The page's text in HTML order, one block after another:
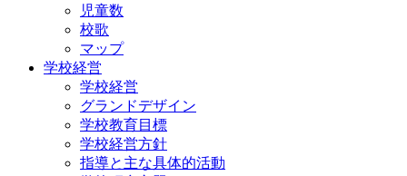
児童数
校歌
マップ
学校経営
学校経営
グランドデザイン
学校教育目標
学校経営方針
指導と主な具体的活動